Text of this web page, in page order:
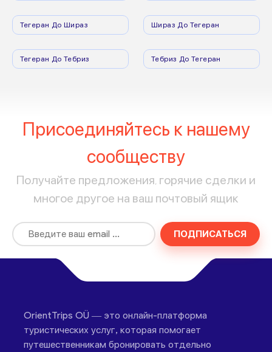
Тегеран До Шираз Шираз До Тегеран
Тегеран До Тебриз Тебриз До Тегеран
Присоединяйтесь к нашему
сообществу
Получайте предложения, горячие сделки и
многое другое на ваш почтовый ящик
ПОДПИСАТЬСЯ
OrientTrips OÜ — это онлайн-платформа
туристических услуг, которая помогает
путешественникам бронировать отдельно